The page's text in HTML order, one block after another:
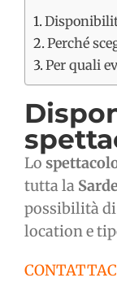
Perché
Per quali
Lo
tutta la
possibilità
location e